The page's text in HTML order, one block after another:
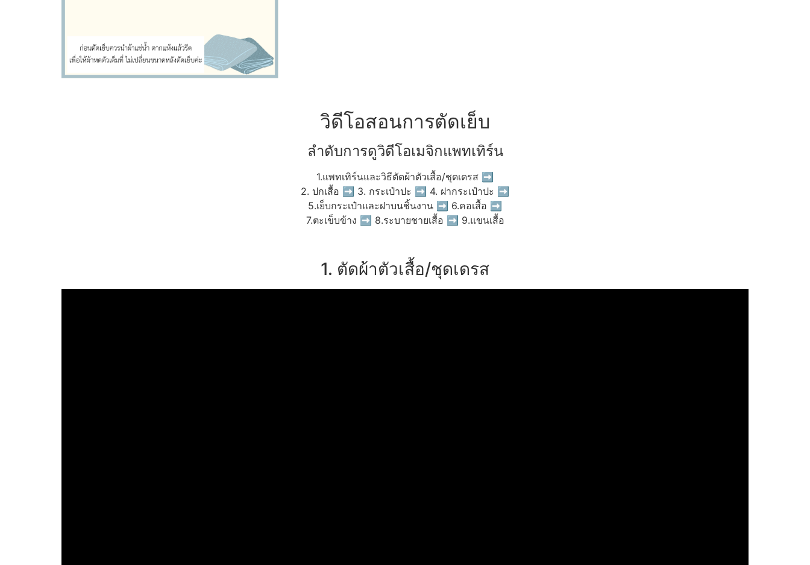
วิดีโอสอนการตัดเย็บ
ลำดับการดูวิดีโอเมจิกแพทเทิร์น
1.แพทเทิร์นและวิธีตัดผ้าตัวเสื้อ/ชุดเดรส ➡
2. ปกเสื้อ ➡ 3. กระเป๋าปะ ➡ 4. ฝากระเป๋าปะ ➡
5.เย็บกระเป๋าและฝาบนชิ้นงาน ➡ 6.คอเสื้อ ➡
7.ตะเข็บข้าง ➡ 8.ระบายชายเสื้อ ➡ 9.แขนเสื้อ
1. ตัดผ้าตัวเสื้อ/ชุดเดรส